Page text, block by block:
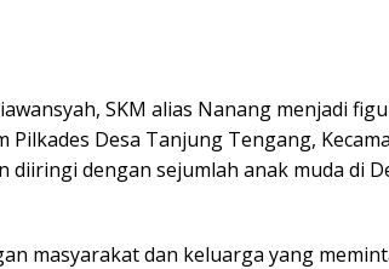
SKM alias Nanang menjadi
Desa Tanjung Tengang,
diiringi dengan sejumlah anak muda di
masyarakat dan keluarga yang